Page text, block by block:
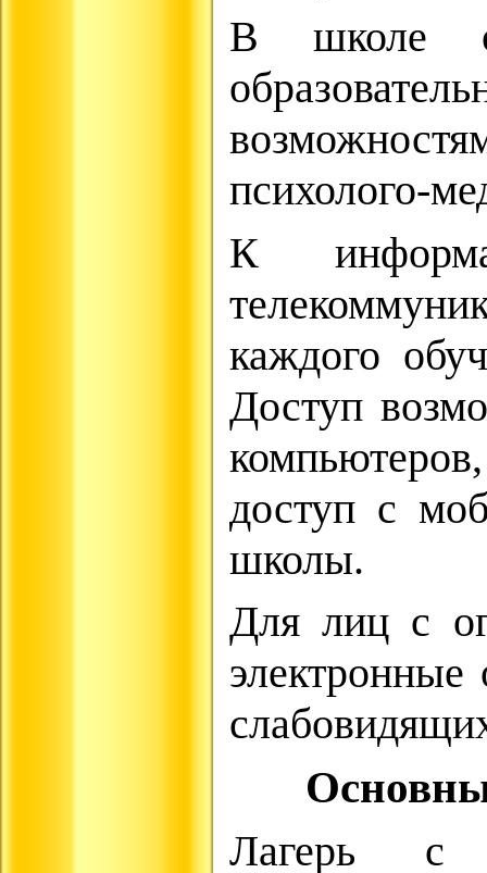
В школе
психолого-
К
каждого
Доступ
доступ с
школы.
Для лиц с
Основные
Лагерь с